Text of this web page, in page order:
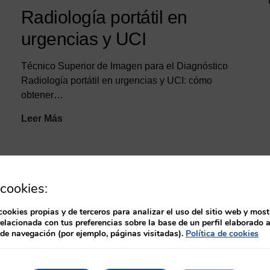
Radiología portátil en
urgencias y UCI
Técnico Superior de Imagen para el Diagnóstico
Radiología portátil en urgencias y UCI: cómo
obtener…
Leer MásRadiología
Imagen para el Diagnóstico, un espacio informativo y
de laimagen médica y el diagnóstico por imagen.
de actualidad, formación especializada y recursos
propias y de terceros para analizar el uso del sitio web y
con tus preferencias sobre la base de un perfil elaborado
navegación (por ejemplo, páginas visitadas). Política de cookies